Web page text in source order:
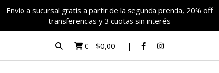
Envío a sucursal gratis a partir de la segunda prenda, 20% off
transferencias y 3 cuotas sin interés
0 - $0,00